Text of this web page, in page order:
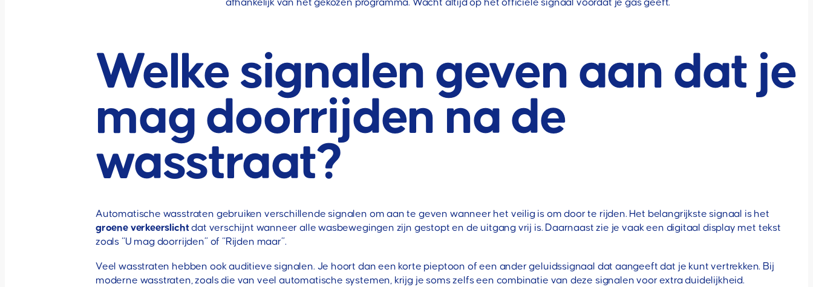
afhankelijk van het gekozen programma. Wacht altijd op het officiële signaal voordat je gas geeft.
Welke signalen geven aan dat je
mag doorrijden na de
wasstraat?
Automatische wasstraten gebruiken verschillende signalen om aan te geven wanneer het veilig is om door te rijden. Het belangrijkste signaal is het
groene verkeerslichtdat verschijnt wanneer alle wasbewegingen zijn gestopt en de uitgang vrij is. Daarnaast zie je vaak een digitaal display met tekst
zoals “U mag doorrijden” of “Rijden maar”.
Veel wasstraten hebben ook auditieve signalen. Je hoort dan een korte pieptoon of een ander geluidssignaal dat aangeeft dat je kunt vertrekken. Bij
moderne wasstraten, zoals die van veel automatische systemen, krijg je soms zelfs een combinatie van deze signalen voor extra duidelijkheid.